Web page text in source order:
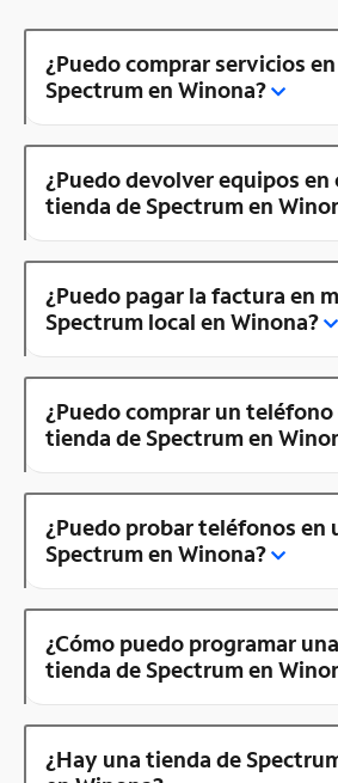
¿Puedo comprar servicios
Spectrum en Winona?
¿Puedo devolver equipos
tienda de Spectrum en
¿Puedo pagar la factura en
Spectrum local en Winona?
¿Puedo comprar un
tienda de Spectrum en
¿Puedo probar teléfonos en
Spectrum en Winona?
¿Cómo puedo programar
tienda de Spectrum en
¿Hay una tienda de